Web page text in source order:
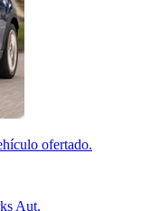
ofertado.
Aut.